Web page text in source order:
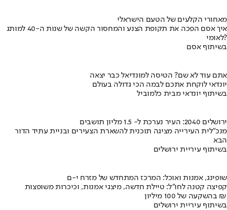
מאחורי הקלעים של הטעם הישראלי
איך אסם הפכה את תקופת הצנע והמחסור הקשה של שנות ה-40 למותג
לאומי?
בשיתוף אסם
אתם עוד לא שם? הטיסה למונדיאל כבר יצאה
יונדאי לוקחת אתכם לבמה הכי גדולה בעולם
בשיתוף יונדאי מבית כלמוביל
ירושלים 2040: העיר נערכת ל- 1.5 מליון תושבים
מנכ"לית העירייה מציגה תוכנית להשארת הצעירים ובניית עתיד הדור
הבא
בשיתוף עיריית ירושלים
שופינג, אמנות ואוכל: המרכז המתחדש של מזרח י-ם
קפיצה קטנה לחו"ל: טיילת חדשה, מיצגי אמנות, וכיכרות משופצות
בהשקעה של 100 מיליון ₪
בשיתוף עיריית ירושלים